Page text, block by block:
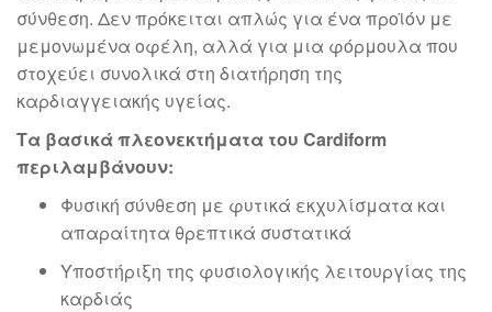
σύνθεση. Δεν πρόκειται απλώς για ένα προϊόν με
μεμονωμένα οφέλη, αλλά για μια φόρμουλα που
στοχεύει συνολικά στη διατήρηση της
καρδιαγγειακής υγείας.
Τα βασικά πλεονεκτήματα του Cardiform
περιλαμβάνουν:
Φυσική σύνθεση με φυτικά εκχυλίσματα και
απαραίτητα θρεπτικά συστατικά
Υποστήριξη της φυσιολογικής λειτουργίας της
καρδιάς